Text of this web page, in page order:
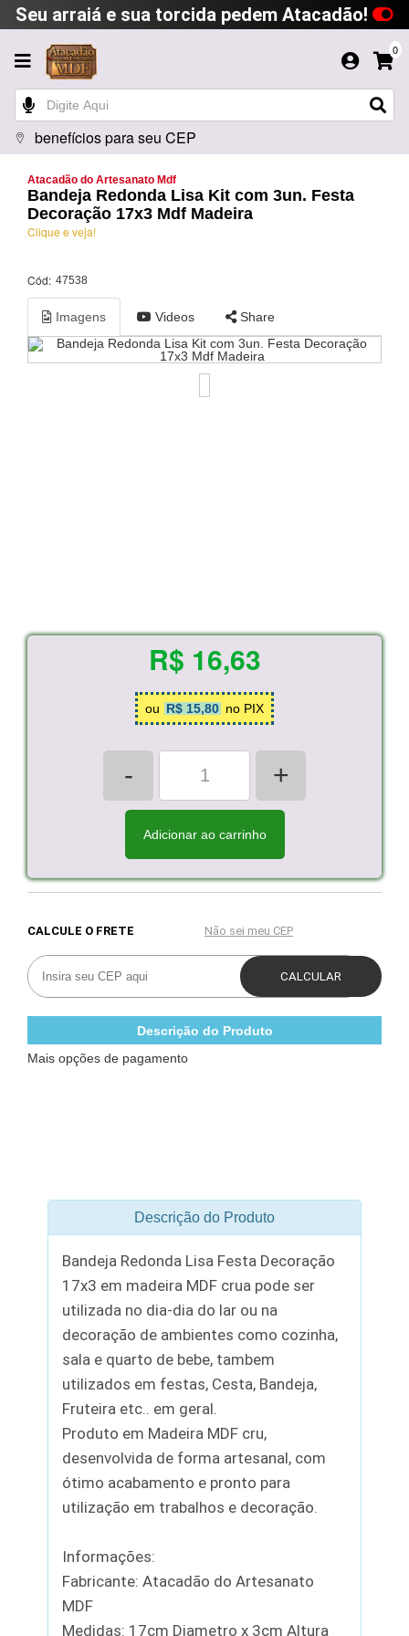
Seu arraiá e sua torcida pedem Atacadão!
0
benefícios para seu CEP
Atacadão do Artesanato Mdf
Bandeja Redonda Lisa Kit com 3un. Festa
Decoração 17x3 Mdf Madeira
Clique e veja!
Cód: 47538
Imagens Videos Share
R$ 16,63
ou R$ 15,80 no PIX
- +
Adicionar ao carrinho
Descrição do Produto
Mais opções de pagamento
Descrição do Produto
Bandeja Redonda Lisa Festa Decoração
17x3 em madeira MDF crua pode ser
utilizada no dia-dia do lar ou na
decoração de ambientes como cozinha,
sala e quarto de bebe, tambem
utilizados em festas, Cesta, Bandeja,
Fruteira etc.. em geral.
Produto em Madeira MDF cru,
desenvolvida de forma artesanal, com
ótimo acabamento e pronto para
utilização em trabalhos e decoração.
Informações:
Fabricante: Atacadão do Artesanato
MDF
Medidas: 17cm Diametro x 3cm Altura